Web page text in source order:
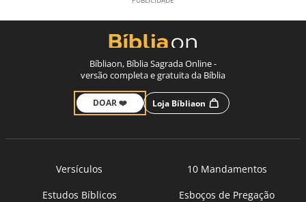
Bíbliaon, Bíblia Sagrada Online -
versão completa e gratuita da Bíblia
DOAR ❤️ Loja Bíbliaon
Versículos
10 Mandamentos
Estudos Bíblicos
Esboços de Pregação